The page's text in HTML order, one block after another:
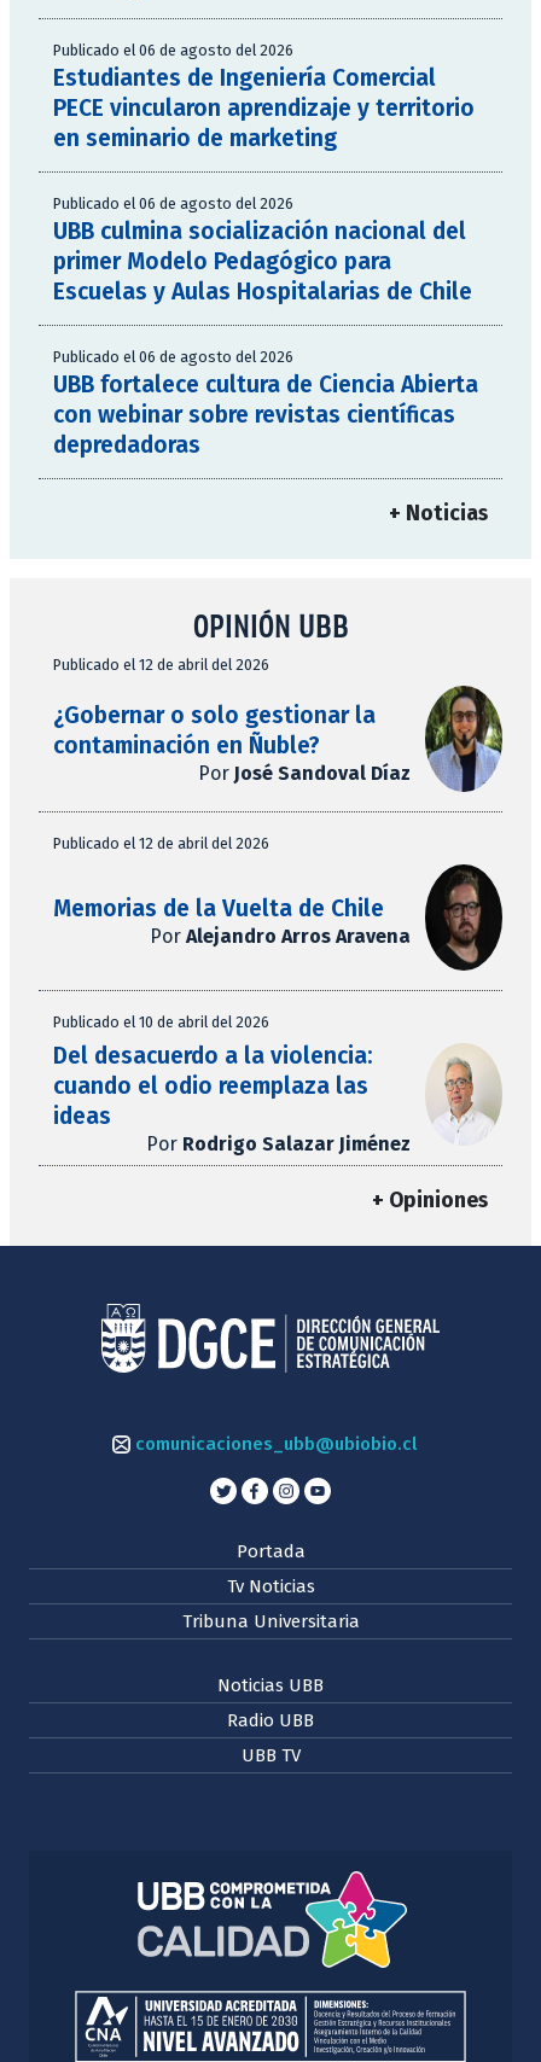
Publicado el 06 de agosto del 2026
Estudiantes de Ingeniería Comercial
PECE vincularon aprendizaje y territorio
en seminario de marketing
Publicado el 06 de agosto del 2026
UBB culmina socialización nacional del
primer Modelo Pedagógico para
Escuelas y Aulas Hospitalarias de Chile
Publicado el 06 de agosto del 2026
UBB fortalece cultura de Ciencia Abierta
con webinar sobre revistas científicas
depredadoras
+ Noticias
OPINIÓN UBB
Publicado el 12 de abril del 2026
¿Gobernar o solo gestionar la
contaminación en Ñuble?
Por José Sandoval Díaz
Publicado el 12 de abril del 2026
Memorias de la Vuelta de Chile
Por Alejandro Arros Aravena
Publicado el 10 de abril del 2026
Del desacuerdo a la violencia:
cuando el odio reemplaza las
ideas
Por Rodrigo Salazar Jiménez
+ Opiniones
comunicaciones_ubb@ubiobio.cl
Portada
Tv Noticias
Tribuna Universitaria
Noticias UBB
Radio UBB
UBB TV